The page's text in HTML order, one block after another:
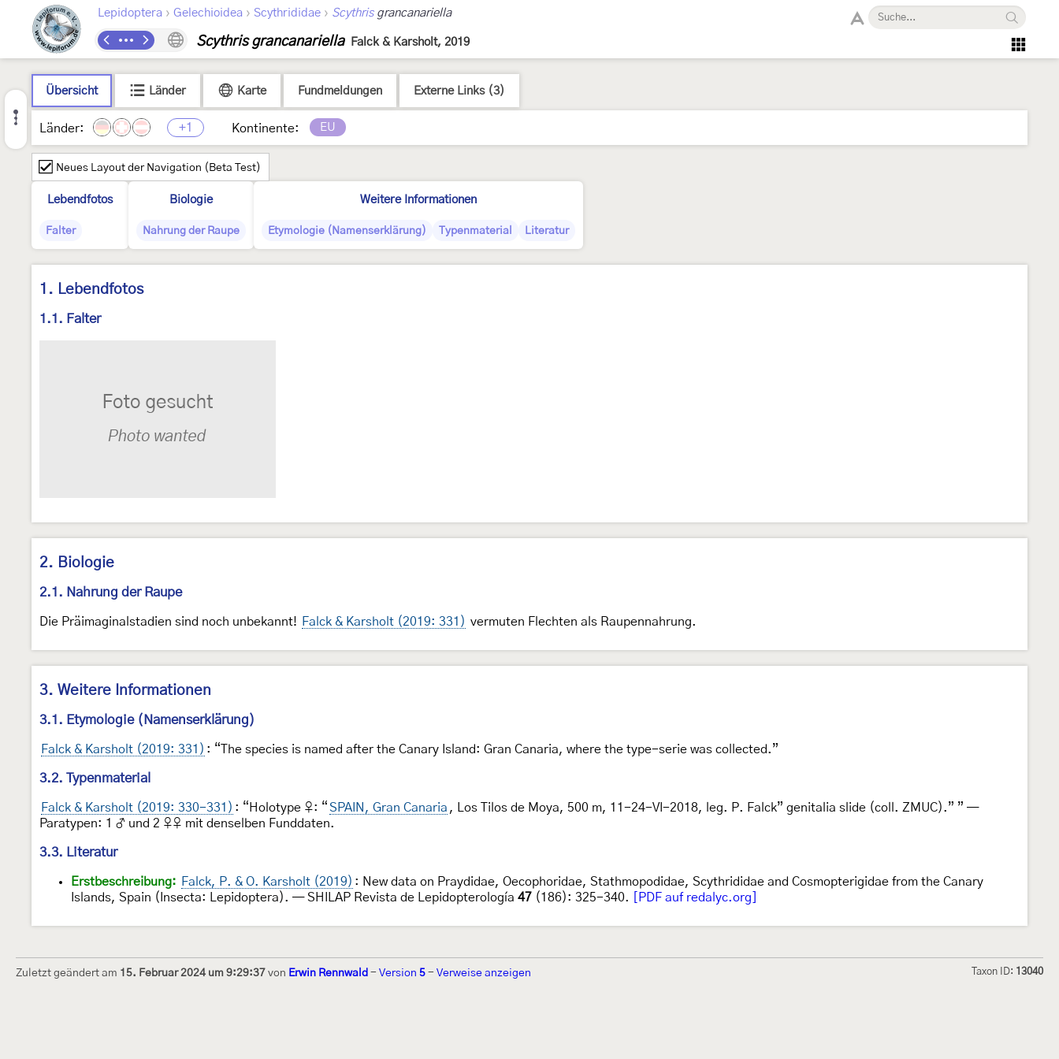
Lepidoptera › Gelechioidea › Scythrididae › Scythrisgrancanariella
Scythris grancanariella Falck & Karsholt, 2019
Übersicht Länder Karte Fundmeldungen Externe Links (3)
Länder: +1 Kontinente: EU
Neues Layout der Navigation (Beta Test)
Lebendfotos
Falter
Biologie
Nahrung der Raupe
Weitere Informationen
Etymologie (Namenserklärung) Typenmaterial Literatur
1. Lebendfotos
1.1. Falter
2. Biologie
2.1. Nahrung der Raupe
Die Präimaginalstadien sind noch unbekannt! Falck & Karsholt (2019: 331) vermuten Flechten als Raupennahrung.
3. Weitere Informationen
3.1. Etymologie (Namenserklärung)
Falck & Karsholt (2019: 331) : “The species is named after the Canary Island: Gran Canaria, where the type-serie was collected.”
3.2. Typenmaterial
Falck & Karsholt (2019: 330-331) : “Holotype ♀: “SPAIN, Gran Canaria , Los Tilos de Moya, 500 m, 11-24-VI-2018, leg. P. Falck” genitalia slide (coll. ZMUC).” ” —
Paratypen: 1 ♂ und 2 ♀♀ mit denselben Funddaten.
3.3. Literatur
Erstbeschreibung: Falck, P. & O. Karsholt (2019) : New data on Praydidae, Oecophoridae, Stathmopodidae, Scythrididae and Cosmopterigidae from the Canary
Islands, Spain (Insecta: Lepidoptera). — SHILAP Revista de Lepidopterología 47 (186): 325-340. [PDF auf redalyc.org]
Zuletzt geändert am 15. Februar 2024 um 9:29:37 von Erwin Rennwald - Version 5 - Verweise anzeigen Taxon ID: 13040